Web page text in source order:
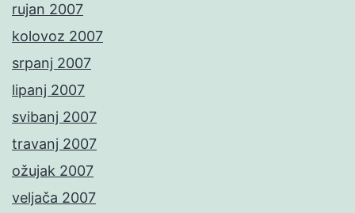
rujan 2007
kolovoz 2007
srpanj 2007
lipanj 2007
svibanj 2007
travanj 2007
ožujak 2007
veljača 2007